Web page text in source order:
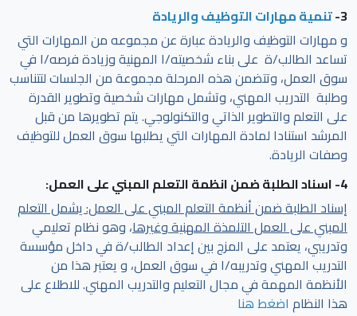
3- تنمية مهارات التوظيف والريادة
و مهارات التوظيف والريادة عبارة عن مجموعه من المهارات التي
تساعد الطالب/ة على بناء شخصيته/ا المهنية وزيادة فرصه/ا في
سوق العمل، وتتضمن هذه المرحلة مجموعة من الجلسات لتتناسب
وطلبة التدريب المهني، وتشمل مهارات شخصية وتطوير القدرة
على التعلم والتطوير الذاتي والتكنولوجي. يتم تطويرها من قبل
المرشد استنادا لمادة المهارات التي يطلبها سوق العمل للتوظيف
وصفات الريادة.
4- اسناد الطلبة ضمن انظمة التعلم المبني على العمل:
إسناد الطلبة ضمن أنظمة التعلم المبني على العمل: يشمل التعلم
المبني على العمل التلمذة المهنية وغيرها، وهو نظام تعليمي
وتدريبي، يعتمد على المزج بين إعداد الطالب/ة في داخل مؤسسة
التدريب المهني وتدريبه/ا في سوق العمل، و يعتبر هذا من
الأنظمة المهمة في مجال التعليم والتدريب المهني. للاطلاع على
هذا النظام اضغط هنا